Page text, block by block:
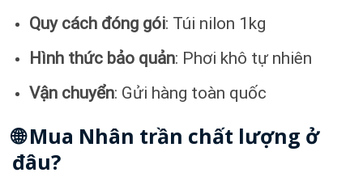
Quy cách đóng gói: Túi nilon 1kg
Hình thức bảo quản: Phơi khô tự nhiên
Vận chuyển: Gửi hàng toàn quốc
🌐 Mua Nhân trần chất lượng ở
đâu?